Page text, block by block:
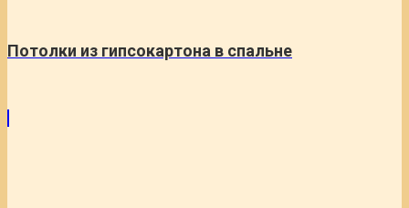
Потолки из гипсокартона в спальне